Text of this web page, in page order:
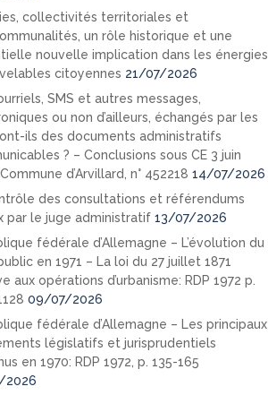
collectivités territoriales et
un rôle historique et une
nouvelle implication dans les énergies
citoyennes 21/07/2026
SMS et autres messages,
ou non d’ailleurs, échangés par les
ils des documents administratifs
? – Conclusions sous CE 3 juin
d’Arvillard, n° 452218 14/07/2026
des consultations et référendums
par le juge administratif 13/07/2026
fédérale d’Allemagne – L’évolution du
en 1971 – La loi du 27 juillet 1871
aux opérations d’urbanisme: RDP 1972 p.
09/07/2026
fédérale d’Allemagne – Les principaux
législatifs et jurisprudentiels
en 1970: RDP 1972, p. 135-165
2026